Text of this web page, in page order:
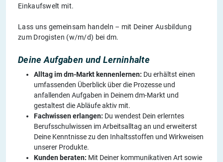
Einkaufswelt mit.
Lass uns gemeinsam handeln – mit Deiner Ausbildung
zum Drogisten (w/m/d) bei dm.
Deine Aufgaben und Lerninhalte
Alltag im dm-Markt kennenlernen: Du erhältst einen
umfassenden Überblick über die Prozesse und
anfallenden Aufgaben in Deinem dm-Markt und
gestaltest die Abläufe aktiv mit.
Fachwissen erlangen: Du wendest Dein erlerntes
Berufsschulwissen im Arbeitsalltag an und erweiterst
Deine Kenntnisse zu den Inhaltsstoffen und Wirkweisen
unserer Produkte.
Kunden beraten: Mit Deiner kommunikativen Art sowie